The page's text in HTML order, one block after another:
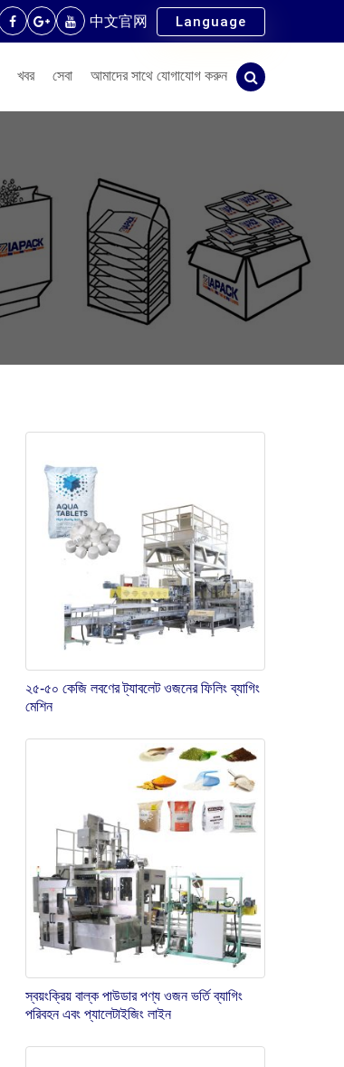
中文官网 Language
খবর সেবা আমাদের সাথে যোগাযোগ করুন
২৫-৫০ কেজি লবণের ট্যাবলেট ওজনের ফিলিং ব্যাগিং
মেশিন
স্বয়ংক্রিয় বাল্ক পাউডার পণ্য ওজন ভর্তি ব্যাগিং
পরিবহন এবং প্যালেটাইজিং লাইন